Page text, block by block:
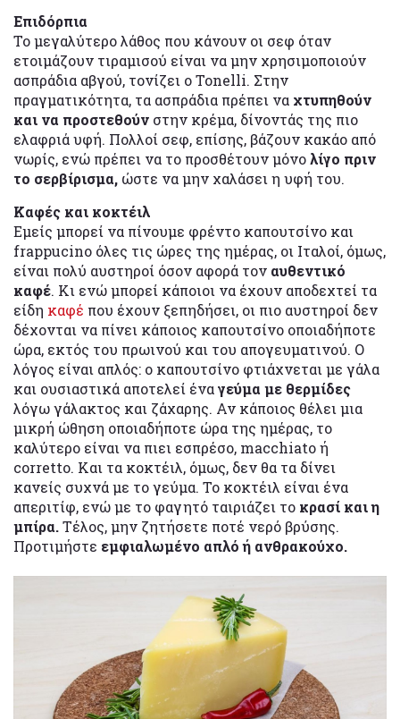
Επιδόρπια
Το μεγαλύτερο λάθος που κάνουν οι σεφ όταν
ετοιμάζουν τιραμισού είναι να μην χρησιμοποιούν
ασπράδια αβγού, τονίζει ο Tonelli. Στην
πραγματικότητα, τα ασπράδια πρέπει να χτυπηθούν
και να προστεθούν στην κρέμα, δίνοντάς της πιο
ελαφριά υφή. Πολλοί σεφ, επίσης, βάζουν κακάο από
νωρίς, ενώ πρέπει να το προσθέτουν μόνολίγο πριν
το σερβίρισμα, ώστε να μην χαλάσει η υφή του.
Καφές και κοκτέιλ
Εμείς μπορεί να πίνουμε φρέντο καπουτσίνο και
frappucino όλες τις ώρες της ημέρας, οι Ιταλοί, όμως,
είναι πολύ αυστηροί όσον αφορά τον αυθεντικό
καφέ. Κι ενώ μπορεί κάποιοι να έχουν αποδεχτεί τα
είδη καφέ που έχουν ξεπηδήσει, οι πιο αυστηροί δεν
δέχονται να πίνει κάποιος καπουτσίνο οποιαδήποτε
ώρα, εκτός του πρωινού και του απογευματινού. Ο
λόγος είναι απλός: ο καπουτσίνο φτιάχνεται με γάλα
και ουσιαστικά αποτελεί έναγεύμα με θερμίδες
λόγω γάλακτος και ζάχαρης. Αν κάποιος θέλει μια
μικρή ώθηση οποιαδήποτε ώρα της ημέρας, το
καλύτερο είναι να πιει εσπρέσο, macchiato ή
corretto. Και τα κοκτέιλ, όμως, δεν θα τα δίνει
κανείς συχνά με το γεύμα. Το κοκτέιλ είναι ένα
απεριτίφ, ενώ με το φαγητό ταιριάζει το κρασί και η
μπίρα.Τέλος, μην ζητήσετε ποτέ νερό βρύσης.
Προτιμήστε εμφιαλωμένο απλό ή ανθρακούχο.